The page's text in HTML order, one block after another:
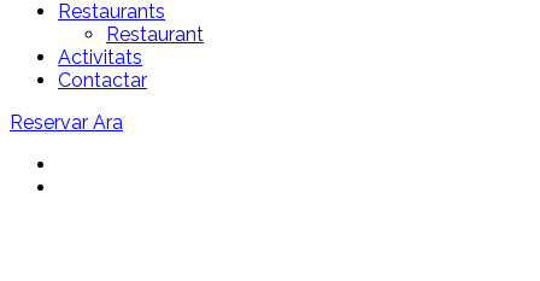
Restaurants
Restaurant
Activitats
Contactar
Reservar Ara